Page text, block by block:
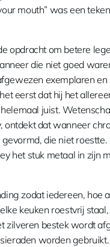
mouth” was een
opdracht om betere
die niet goed
exemplaren
eerst dat hij het
juist.
ontdekt dat wanneer
die niet
het stuk metaal in zijn
zodat iedereen, hoe
keuken roestvrij
zilveren bestek wordt
worden